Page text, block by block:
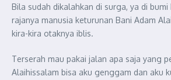
Bila sudah dikalahkan di surga, ya di bumi
rajanya manusia keturunan Bani Adam
kira-kira otaknya iblis.
Terserah mau pakai jalan apa saja yang
Alaihissalam bisa aku genggam dan aku